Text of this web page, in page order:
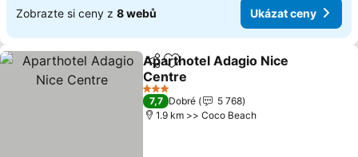
Zobrazte si ceny z 8 webů Ukázat ceny
SdíletPřidat na seznam oblíbených
Aparthotel Adagio Nice
Centre
Ukázat ceny
3 Počet hvězdiček
7,7 Dobré
5 768
1.9 km >> Coco Beach